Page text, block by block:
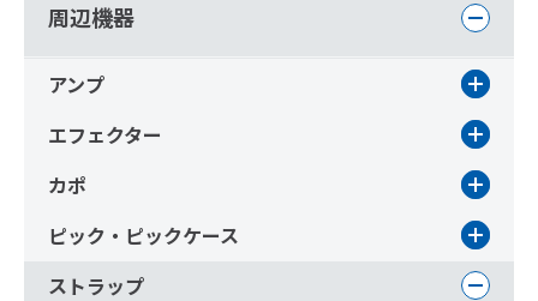
周辺機器
アンプ
エフェクター
カポ
ピック・ピックケース
ストラップ